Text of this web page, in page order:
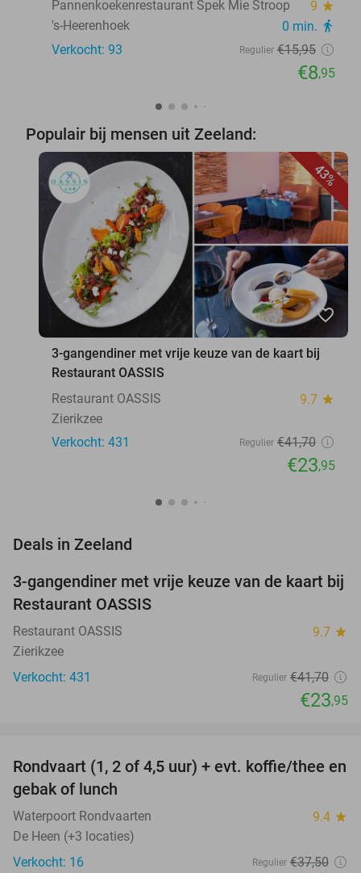
Pannenkoekenrestaurant Spek Mie Stroop 9 star
's-Heerenhoek 0 min. directions_walk
Verkocht: 93 Regulier €15,95
€8,95
Populair bij mensen uit Zeeland:
43%
favorite_border
3-gangendiner met vrije keuze van de kaart bij
Restaurant OASSIS
Restaurant OASSIS
9.7 star
Zierikzee
Verkocht: 431
Regulier €41,70
€23,95
Deals in Zeeland
43%
3-gangendiner met vrije keuze van de kaart bij
Restaurant OASSIS
Restaurant OASSIS 9.7 star
Zierikzee
Verkocht: 431
Regulier €41,70
€23,95
61%
TODAY
Rondvaart (1, 2 of 4,5 uur) + evt. koffie/thee en
gebak of lunch
Waterpoort Rondvaarten 9.4 star
De Heen (+3 locaties)
Verkocht: 16
Regulier €37,50